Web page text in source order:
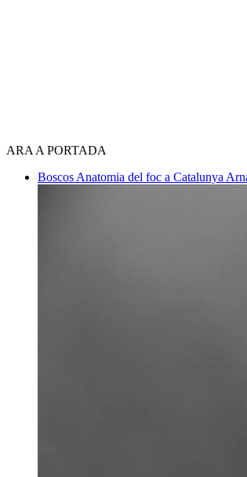
ARA A PORTADA
Boscos Anatomia del foc a Catalunya